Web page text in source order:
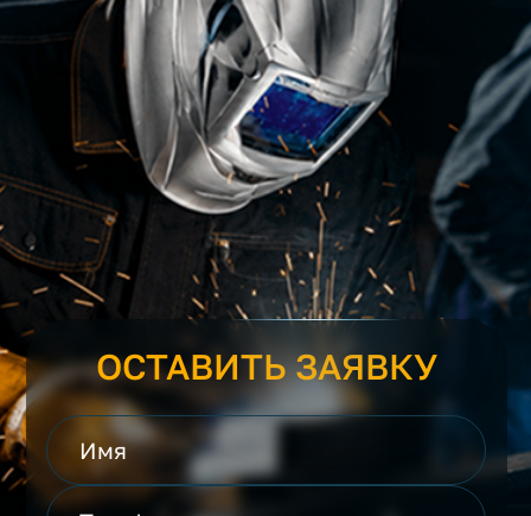
ОСТАВИТЬ ЗАЯВКУ